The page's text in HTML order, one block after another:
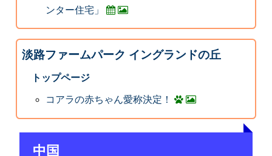
ンター住宅」
淡路ファームパーク イングランドの丘
トップページ
コアラの赤ちゃん愛称決定！
中国